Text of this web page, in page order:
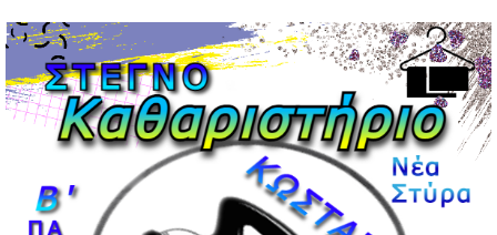
και Ολυμπιακού
02/05/2026 | 20:28
Περιστέρι: Ένταση μεταξύ ανηλίκων άφησε δύο
15χρονους τραυματίες
02/05/2026 | 18:56
Ηνωμένα Αραβικά Εμιράτα: Αίρουν τους περιορισμούς
στον εναέριο χώρο
02/05/2026 | 17:16